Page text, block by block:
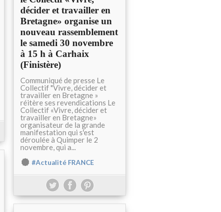
décider et travailler en
Bretagne» organise un
nouveau rassemblement
le samedi 30 novembre
à 15 h à Carhaix
(Finistère)
Communiqué de presse Le
Collectif "Vivre, décider et
travailler en Bretagne »
réitère ses revendications Le
Collectif «Vivre, décider et
travailler en Bretagne»
organisateur de la grande
manifestation qui s'est
déroulée à Quimper le 2
novembre, qui a...
#Actualité FRANCE